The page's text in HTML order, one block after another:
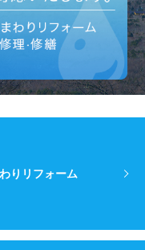
りリフォーム